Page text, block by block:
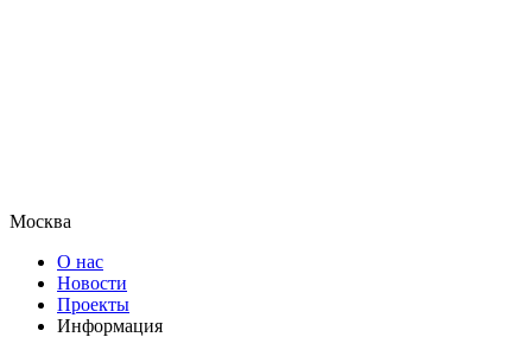
Москва
О нас
Новости
Проекты
Информация